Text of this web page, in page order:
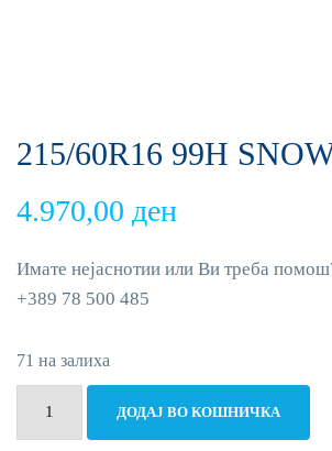
215/60R16 99H
4.970,00 ден
Имате нејаснотии или Ви треба
+389 78 500 485
71 на залиха
ДОДАЈ ВО КОШНИЧКА